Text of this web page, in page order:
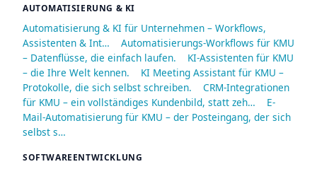
AUTOMATISIERUNG & KI
Automatisierung & KI für Unternehmen – Workflows,
Assistenten & Int…
Automatisierungs-Workflows für KMU
– Datenflüsse, die einfach laufen.
KI-Assistenten für KMU
– die Ihre Welt kennen.
KI Meeting Assistant für KMU –
Protokolle, die sich selbst schreiben.
CRM-Integrationen
für KMU – ein vollständiges Kundenbild, statt zeh…
E-
Mail-Automatisierung für KMU – der Posteingang, der sich
selbst s…
SOFTWAREENTWICKLUNG